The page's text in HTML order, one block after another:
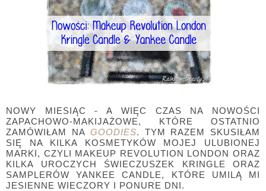
NOWY MIESIĄC - A WIĘC CZAS NA NOWOŚCI
ZAPACHOWO-MAKIJAŻOWE, KTÓRE OSTATNIO
ZAMÓWIŁAM NAGOODIES. TYM RAZEM SKUSIŁAM
SIĘ NA KILKA KOSMETYKÓW MOJEJ ULUBIONEJ
MARKI, CZYLI MAKEUP REVOLUTION LONDON ORAZ
KILKA UROCZYCH ŚWIECZUSZEK KRINGLE ORAZ
SAMPLERÓW YANKEE CANDLE, KTÓRE UMILĄ MI
JESIENNE WIECZORY I PONURE DNI.